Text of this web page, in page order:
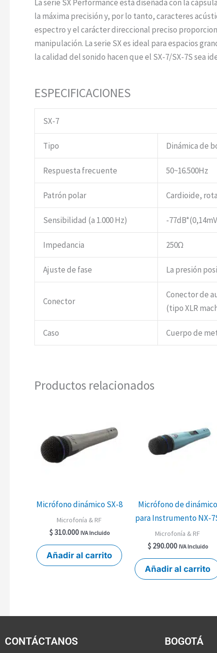
La serie SX Performance está diseñada con la
la máxima precisión y, por lo tanto, caracteres
espectro y el carácter direccional preciso
manipulación. La serie SX es ideal para espacios
la calidad del sonido hacen que el SX-7/SX-7S sea
ESPECIFICACIONES
SX-7
Tipo Dinámica de
Respuesta frecuente 50~16.500Hz
Patrón polar Cardioide,
Sensibilidad (a 1.000 Hz) -
Impedancia 250Ω
Ajuste de fase La presión
Conector
Conector de
(tipo XLR
Caso Cuerpo de
Productos relacionados
Micrófono dinámico SX-8
Microfonía & RF
$310.000 IVA Incluido
Añadir al carrito
Micrófono de dinámico
para Instrumento NX-
Microfonía & RF
$290.000 IVA Incluido
Añadir al carrito
CONTÁCTANOS BOGOTÁ